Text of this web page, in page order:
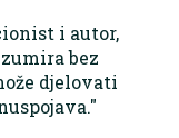
i autor,
bez
djelovati